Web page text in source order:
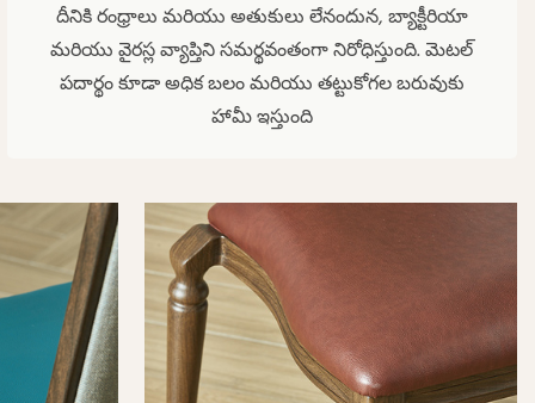
దీనికి రంధ్రాలు మరియు అతుకులు లేనందున, బ్యాక్టీరియా
మరియు వైరస్ల వ్యాప్తిని సమర్థవంతంగా నిరోధిస్తుంది. మెటల్
పదార్థం కూడా అధిక బలం మరియు తట్టుకోగల బరువుకు
హామీ ఇస్తుంది